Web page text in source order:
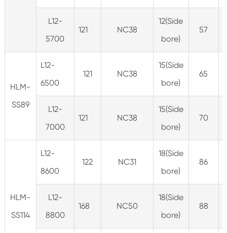
L12-
5700
121 NC38
12(Side
bore)
57
HLM-
SS89
L12-
6500
121 NC38
15(Side
bore)
65
L12-
7000
121 NC38
15(Side
bore)
70
HLM-
SS114
L12-
8600
122 NC31
18(Side
bore)
86
L12-
8800
168 NC50
18(Side
bore)
88